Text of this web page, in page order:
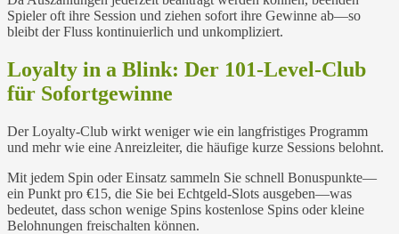
Spieler oft ihre Session und ziehen sofort ihre Gewinne ab—so
bleibt der Fluss kontinuierlich und unkompliziert.
Loyalty in a Blink: Der 101‑Level-Club
für Sofortgewinne
Der Loyalty-Club wirkt weniger wie ein langfristiges Programm
und mehr wie eine Anreizleiter, die häufige kurze Sessions belohnt.
Mit jedem Spin oder Einsatz sammeln Sie schnell Bonuspunkte—
ein Punkt pro €15, die Sie bei Echtgeld-Slots ausgeben—was
bedeutet, dass schon wenige Spins kostenlose Spins oder kleine
Belohnungen freischalten können.